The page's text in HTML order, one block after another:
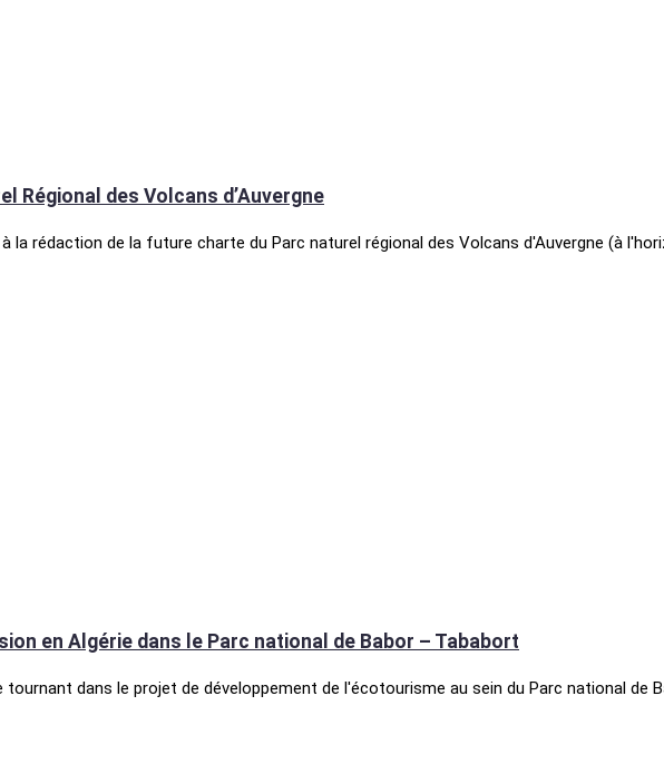
Régional des Volcans d’Auvergne
la rédaction de la future charte du Parc naturel régional des Volcans d'Auvergne (à
en Algérie dans le Parc national de Babor – Tababort
tournant dans le projet de développement de l'écotourisme au sein du Parc national de